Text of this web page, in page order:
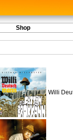
Shop
Willi